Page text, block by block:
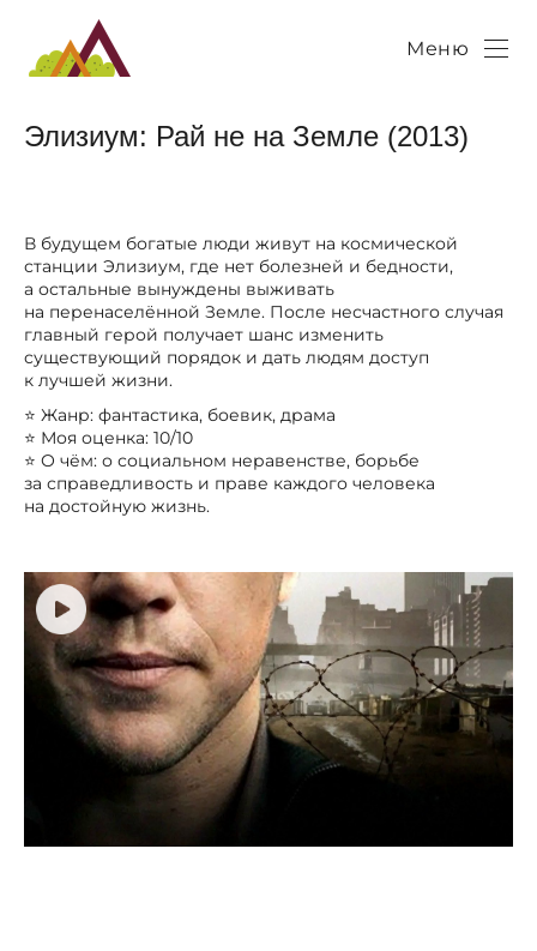
Меню
Элизиум: Рай не на Земле (2013)
В будущем богатые люди живут на космической
станции Элизиум, где нет болезней и бедности,
а остальные вынуждены выживать
на перенаселённой Земле. После несчастного случая
главный герой получает шанс изменить
существующий порядок и дать людям доступ
к лучшей жизни.
⭐ Жанр: фантастика, боевик, драма
⭐ Моя оценка: 10/10
⭐ О чём: о социальном неравенстве, борьбе
за справедливость и праве каждого человека
на достойную жизнь.